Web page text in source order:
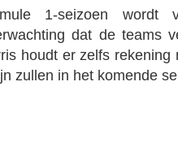
1-seizoen wordt
dat de teams
houdt er zelfs rekening
zullen in het komende